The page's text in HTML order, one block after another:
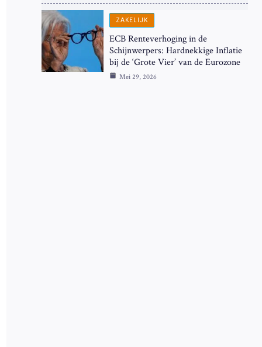
ZAKELIJK
ECB Renteverhoging in de
Schijnwerpers: Hardnekkige Inflatie
bij de ‘Grote Vier’ van de Eurozone
Mei 29, 2026